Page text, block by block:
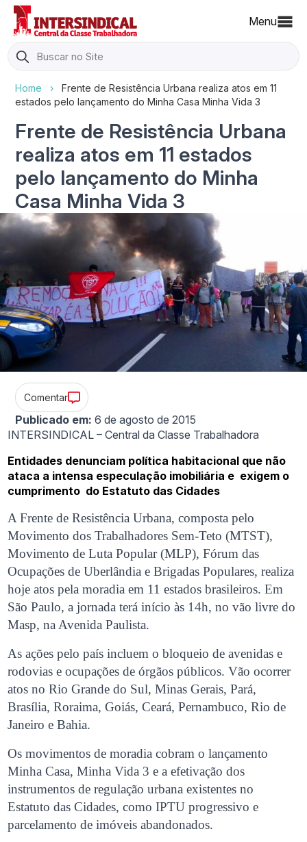
Menu
Search
for:
Home ›
Frente de Resistência Urbana realiza atos em 11
estados pelo lançamento do Minha Casa Minha Vida 3
Frente de Resistência Urbana
realiza atos em 11 estados
pelo lançamento do Minha
Casa Minha Vida 3
Comentar
Publicado em: 6 de agosto de 2015
INTERSINDICAL – Central da Classe Trabalhadora
Entidades denunciam política habitacional que não
ataca a intensa especulação imobiliária e exigem o
cumprimento do Estatuto das Cidades
A Frente de Resistência Urbana, composta pelo
Movimento dos Trabalhadores Sem-Teto (MTST),
Movimento de Luta Popular (MLP), Fórum das
Ocupações de Uberlândia e Brigadas Populares, realiza
hoje atos pela moradia em 11 estados brasileiros. Em
São Paulo, a jornada terá início às 14h, no vão livre do
Masp, na Avenida Paulista.
As ações pelo país incluem o bloqueio de avenidas e
rodovias e ocupações de órgãos públicos. Vão ocorrer
atos no Rio Grande do Sul, Minas Gerais, Pará,
Brasília, Roraima, Goiás, Ceará, Pernambuco, Rio de
Janeiro e Bahia.
Os movimentos de moradia cobram o lançamento
Minha Casa, Minha Vida 3 e a efetivação dos
instrumentos de regulação urbana existentes no
Estatuto das Cidades, como IPTU progressivo e
parcelamento de imóveis abandonados.